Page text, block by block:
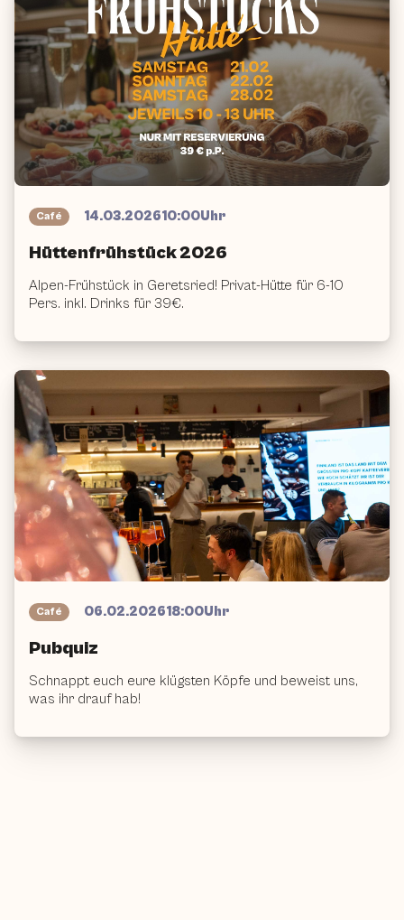
Event
Café 14.03.202610:00Uhr
Hüttenfrühstück 2026
Alpen-Frühstück in Geretsried! Privat-Hütte für 6-10
Pers. inkl. Drinks für 39€.
Event
Café 06.02.202618:00Uhr
Pubquiz
Schnappt euch eure klügsten Köpfe und beweist uns,
was ihr drauf hab!